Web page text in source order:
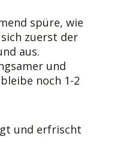
spüre, wie
zuerst der
aus.
und
noch 1-2
und erfrischt